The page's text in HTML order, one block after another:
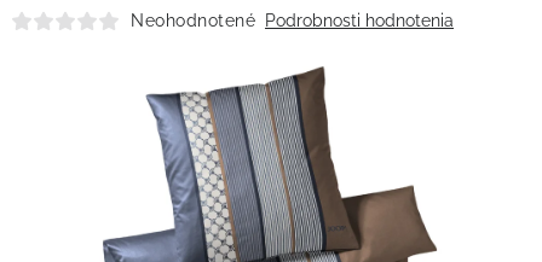
VANKÚŠE A OBLIEČKY
KÚPEĽŇA + WELLNESS
Neohodnotené Podrobnosti hodnotenia